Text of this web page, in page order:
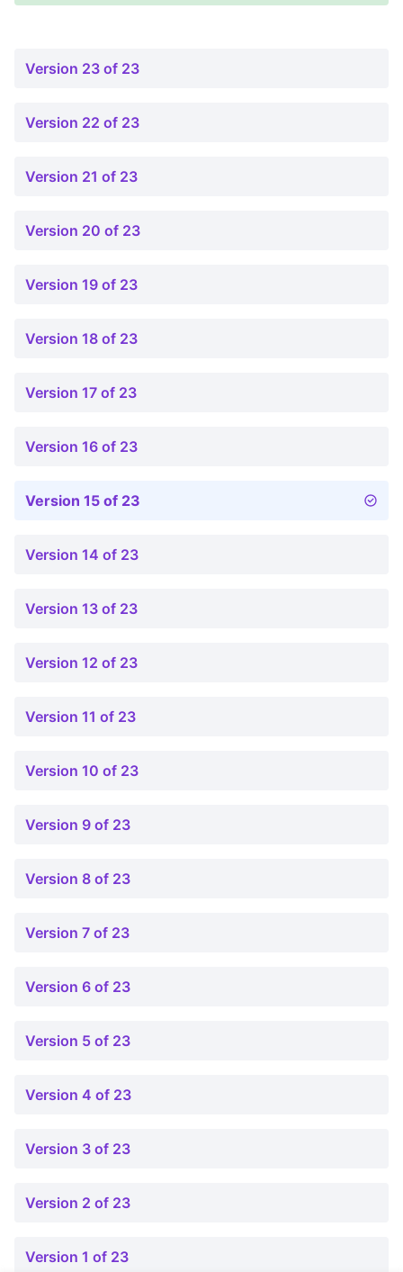
Version 23 of 23
Version 22 of 23
Version 21 of 23
Version 20 of 23
Version 19 of 23
Version 18 of 23
Version 17 of 23
Version 16 of 23
Version 15 of 23
Version 14 of 23
Version 13 of 23
Version 12 of 23
Version 11 of 23
Version 10 of 23
Version 9 of 23
Version 8 of 23
Version 7 of 23
Version 6 of 23
Version 5 of 23
Version 4 of 23
Version 3 of 23
Version 2 of 23
Version 1 of 23